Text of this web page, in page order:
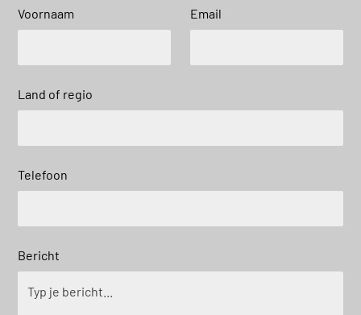
Voornaam Email
Land of regio
Telefoon
Bericht